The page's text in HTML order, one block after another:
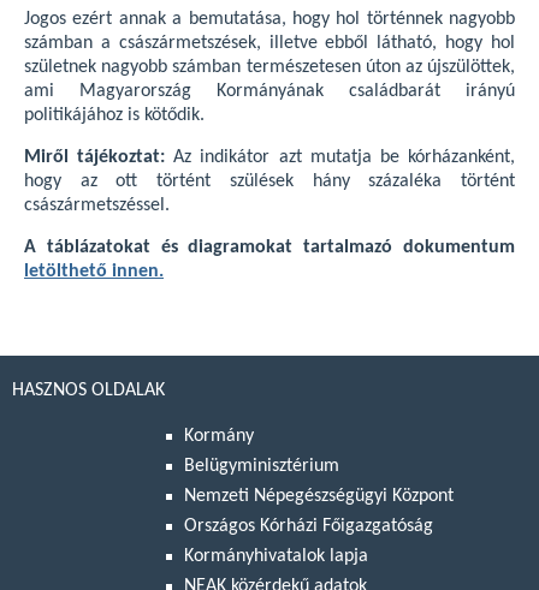
Jogos ezért annak a bemutatása, hogy hol történnek nagyobb
számban a császármetszések, illetve ebből látható, hogy hol
születnek nagyobb számban természetesen úton az újszülöttek,
ami Magyarország Kormányának családbarát irányú
politikájához is kötődik.
Miről tájékoztat: Az indikátor azt mutatja be kórházanként,
hogy az ott történt szülések hány százaléka történt
császármetszéssel.
A táblázatokat és diagramokat tartalmazó dokumentum
letölthető innen.
HASZNOS OLDALAK
Kormány
Belügyminisztérium
Nemzeti Népegészségügyi Központ
Országos Kórházi Főigazgatóság
Kormányhivatalok lapja